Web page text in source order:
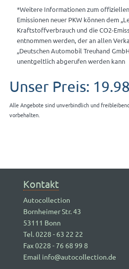
*Weitere Informationen zum
Emissionen neuer PKW können dem
Kraftstoffverbrauch und die CO2-
entnommen werden, der an allen
„Deutschen Automobil Treuhand
unentgeltlich abgerufen werden kann
Unser Preis:
Alle Angebote sind unverbindlich und
vorbehalten.
Kontakt
Autocollection
Bornheimer Str. 43
53111 Bonn
Tel. 0228 - 63 22 22
Fax 0228 - 76 68 99 8
Email info@autocollection.de